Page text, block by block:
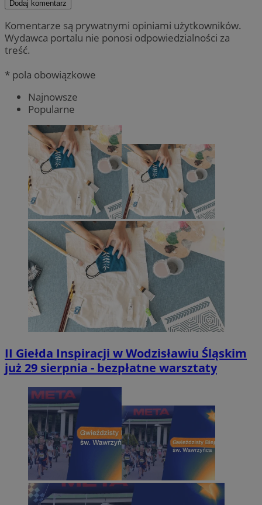
Dodaj komentarz
Komentarze są prywatnymi opiniami użytkowników.
Wydawca portalu nie ponosi odpowiedzialności za
treść.
* pola obowiązkowe
Najnowsze
Popularne
II Giełda Inspiracji w Wodzisławiu Śląskim
już 29 sierpnia - bezpłatne warsztaty